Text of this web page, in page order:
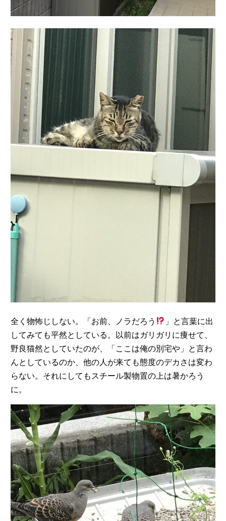
全く物怖じしない。「お前、ノラだろう
」と言葉に出
してみても平然としている。以前はガリガリに痩せて、
野良猫然としていたのが、「ここは俺の別宅や」と言わ
んとしているのか、他の人が来ても態度のデカさは変わ
らない。それにしてもスチール製物置の上は暑かろう
に。